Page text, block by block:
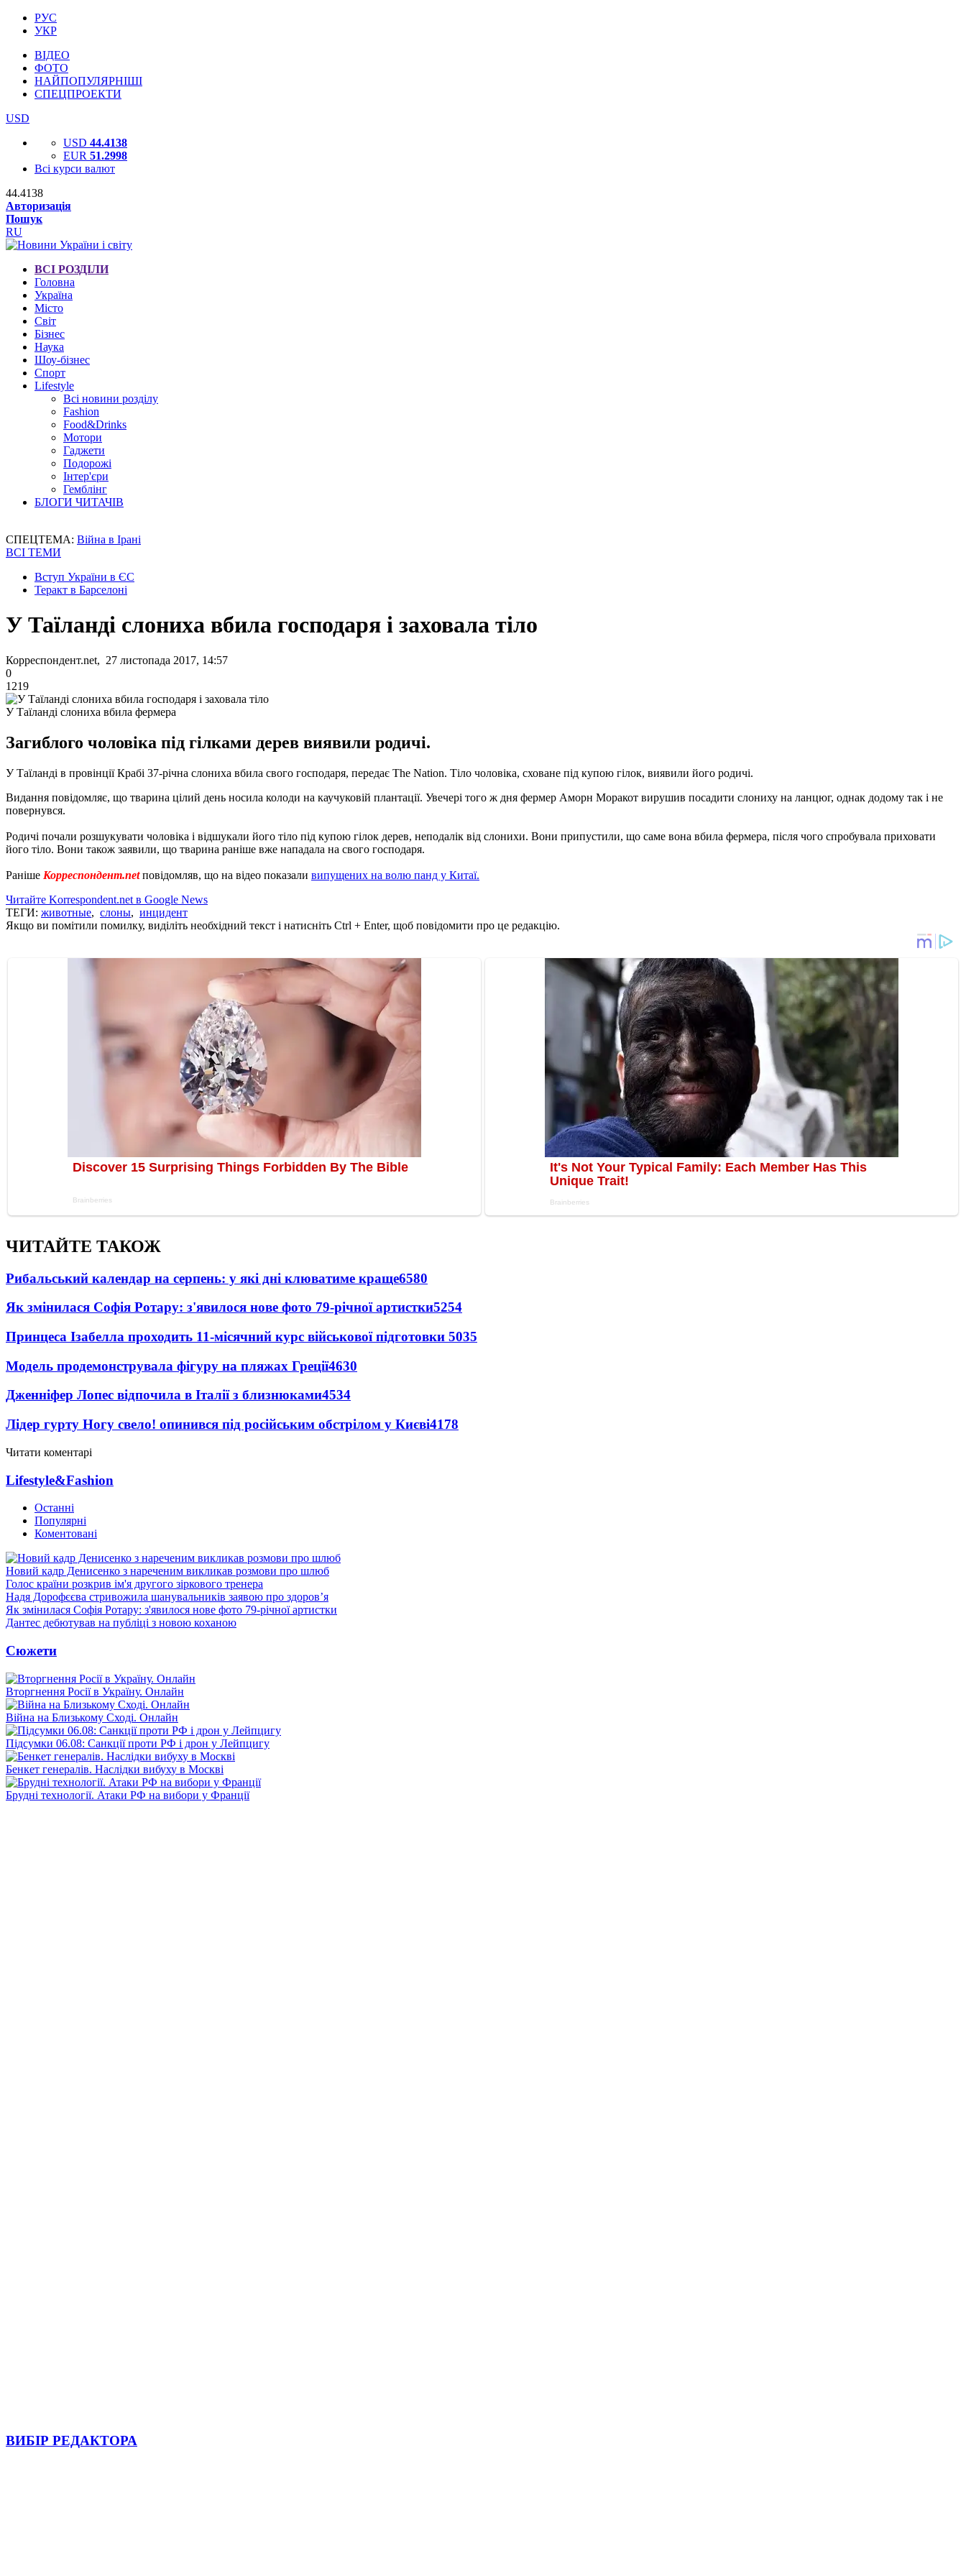
РУС
УКР
ВІДЕО
ФОТО
НАЙПОПУЛЯРНІШІ
СПЕЦПРОЕКТИ
USD
USD 44.4138
EUR 51.2998
Всі курси валют
44.4138
Авторизація
Пошук
RU
ВСІ РОЗДІЛИ
Головна
Україна
Місто
Світ
Бізнес
Наука
Шоу-бізнес
Спорт
Lifestyle
Всі новини розділу
Fashion
Food&Drinks
Мотори
Гаджети
Подорожі
Інтер'єри
Гемблінг
БЛОГИ ЧИТАЧІВ
СПЕЦТЕМА: Війна в Ірані
ВСІ ТЕМИ
Вступ України в ЄС
Теракт в Барселоні
У Таїланді слониха вбила господаря і заховала тіло
Корреспондент.net, 27 листопада 2017, 14:57
0
1219
У Таїланді слониха вбила фермера
Загиблого чоловіка під гілками дерев виявили родичі.
У Таїланді в провінції Крабі 37-річна слониха вбила свого господаря, передає The Nation. Тіло чоловіка, сховане під купою гілок, виявили його родичі.
Видання повідомляє, що тварина цілий день носила колоди на каучуковій плантації. Увечері того ж дня фермер Аморн Моракот вирушив посадити слониху на ланцюг, однак додому так і не
повернувся.
Родичі почали розшукувати чоловіка і відшукали його тіло під купою гілок дерев, неподалік від слонихи. Вони припустили, що саме вона вбила фермера, після чого спробувала приховати
його тіло. Вони також заявили, що тварина раніше вже нападала на свого господаря.
Раніше Корреспондент.netповідомляв, що на відео показали випущених на волю панд у Китаї.
Читайте Korrespondent.net в Google News
ТЕГИ: животные, слоны, инцидент
Якщо ви помітили помилку, виділіть необхідний текст і натисніть Ctrl + Enter, щоб повідомити про це редакцію.
ЧИТАЙТЕ ТАКОЖ
Рибальський календар на серпень: у які дні клюватиме краще6580
Як змінилася Софія Ротару: з'явилося нове фото 79-річної артистки5254
Принцеса Ізабелла проходить 11-місячний курс військової підготовки 5035
Модель продемонструвала фігуру на пляжах Греції4630
Дженніфер Лопес відпочила в Італії з близнюками4534
Лідер гурту Ногу свело! опинився під російським обстрілом у Києві4178
Читати коментарі
Lifestyle&Fashion
Останні
Популярні
Коментовані
Новий кадр Денисенко з нареченим викликав розмови про шлюб
Голос країни розкрив ім'я другого зіркового тренера
Надя Дорофєєва стривожила шанувальників заявою про здоров’я
Як змінилася Софія Ротару: з'явилося нове фото 79-річної артистки
Дантес дебютував на публіці з новою коханою
Сюжети
Вторгнення Росії в Україну. Онлайн
Війна на Близькому Сході. Онлайн
Підсумки 06.08: Санкції проти РФ і дрон у Лейпцигу
Бенкет генералів. Наслідки вибуху в Москві
Брудні технології. Атаки РФ на вибори у Франції
ВИБІР РЕДАКТОРА